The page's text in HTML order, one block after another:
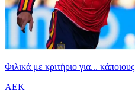
Φιλικά με κριτήριο για... κάποιους
ΑΕΚ